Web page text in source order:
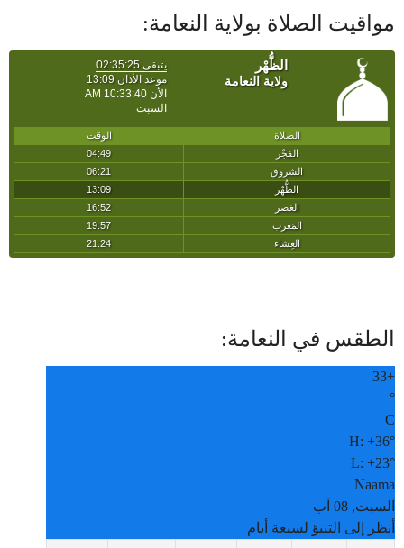
مواقيت الصلاة بولاية النعامة:
الطقس في النعامة:
+
33
°
C
H: +36°
L: +23°
Naama
السبت, 08 آب
أنظر إلى التنبؤ لسبعة أيام